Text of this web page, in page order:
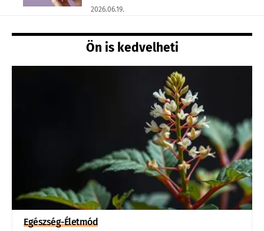
2026.06.19.
Ön is kedvelheti
Egészség-Életmód